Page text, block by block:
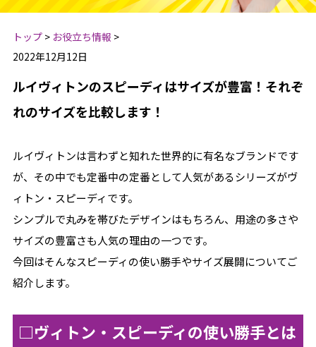
トップ> お役立ち情報 >
2022年12月12日
ルイヴィトンのスピーディはサイズが豊富！それぞ
れのサイズを比較します！
ルイヴィトンは言わずと知れた世界的に有名なブランドです
が、その中でも定番中の定番として人気があるシリーズがヴ
ィトン・スピーディです。
シンプルで丸みを帯びたデザインはもちろん、用途の多さや
サイズの豊富さも人気の理由の一つです。
今回はそんなスピーディの使い勝手やサイズ展開についてご
紹介します。
□ヴィトン・スピーディの使い勝手とは